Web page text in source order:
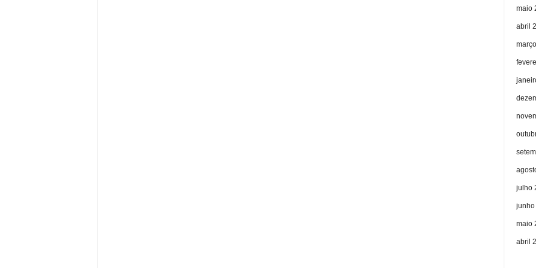
maio
abril
julho
junho
maio
abril